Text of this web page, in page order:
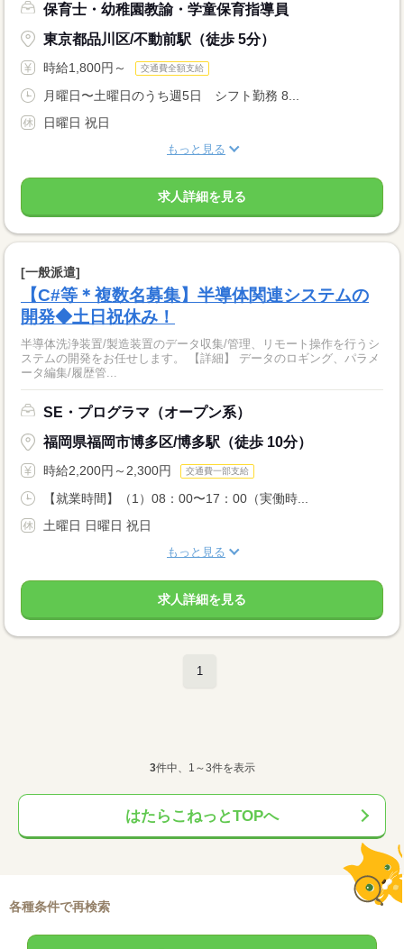
保育士・幼稚園教諭・学童保育指導員
東京都品川区/不動前駅（徒歩 5分）
時給1,800円～ 交通費全額支給
月曜日〜土曜日のうち週5日 シフト勤務 8...
日曜日 祝日
もっと見る
求人詳細を見る
[一般派遣]
【C#等＊複数名募集】半導体関連システムの
開発◆土日祝休み！
半導体洗浄装置/製造装置のデータ収集/管理、リモート操作を行うシ
ステムの開発をお任せします。 【詳細】 データのロギング、パラメ
ータ編集/履歴管...
SE・プログラマ（オープン系）
福岡県福岡市博多区/博多駅（徒歩 10分）
時給2,200円～2,300円 交通費一部支給
【就業時間】（1）08：00〜17：00（実働時...
土曜日 日曜日 祝日
もっと見る
求人詳細を見る
1
3件中、1～3件を表示
はたらこねっとTOPへ
各種条件で再検索